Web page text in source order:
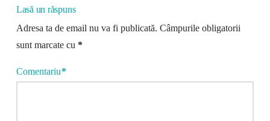
Lasă un răspuns
Adresa ta de email nu va fi publicată. Câmpurile obligatorii
sunt marcate cu *
Comentariu*